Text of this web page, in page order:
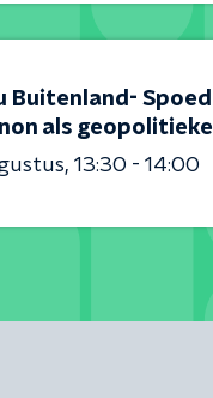
Buitenland-
als
13:30 - 14:00